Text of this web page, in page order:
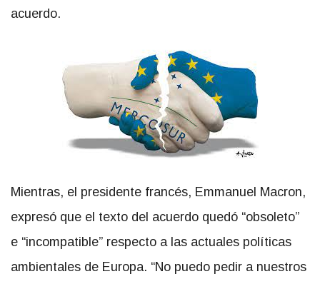
acuerdo.
Mientras, el presidente francés, Emmanuel Macron,
expresó que el texto del acuerdo quedó “obsoleto”
e “incompatible” respecto a las actuales políticas
ambientales de Europa. “No puedo pedir a nuestros